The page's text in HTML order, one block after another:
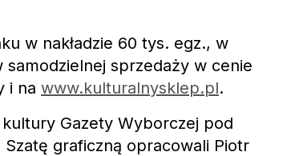
w nakładzie 60 tys. egz., w
sprzedaży w cenie
i na www.kulturalnysklep.pl.
kultury Gazety Wyborczej pod
graficzną opracowali Piotr